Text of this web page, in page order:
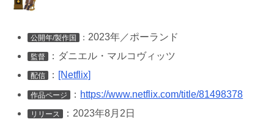
公開年/製作国 ： 2023年／ポーランド
監督 ：ダニエル・マルコヴィッツ
配信 ： [Netflix]
作品ページ ： https://www.netflix.com/title/81498378
リリース ：2023年8月2日